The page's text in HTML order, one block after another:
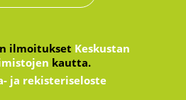
ilmoitukset Keskustan
kautta.
ja rekisteriseloste